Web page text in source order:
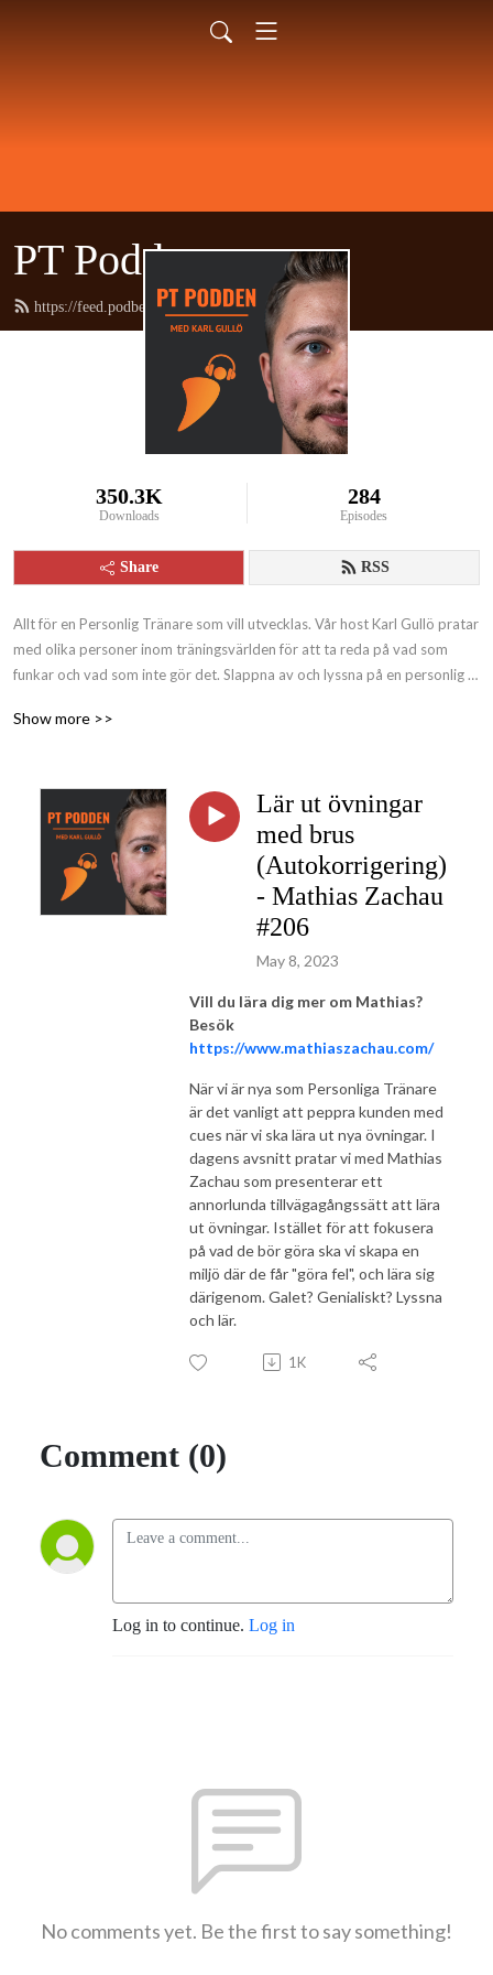
PT Podden
https://feed.podbean.com/ptpodden/feed.xml
350.3K
Downloads
284
Episodes
Share RSS
Allt för en Personlig Tränare som vill utvecklas. Vår host Karl Gullö pratar
med olika personer inom träningsvärlden för att ta reda på vad som
funkar och vad som inte gör det. Slappna av och lyssna på en personlig
Show more >>
Lär ut övningar
med brus
(Autokorrigering)
- Mathias Zachau
#206
May 8, 2023
Vill du lära dig mer om Mathias?
Besök
https://www.mathiaszachau.com/
När vi är nya som Personliga Tränare
är det vanligt att peppra kunden med
cues när vi ska lära ut nya övningar. I
dagens avsnitt pratar vi med Mathias
Zachau som presenterar ett
annorlunda tillvägagångssätt att lära
ut övningar. Istället för att fokusera
på vad de bör göra ska vi skapa en
miljö där de får "göra fel", och lära sig
därigenom. Galet? Genialiskt? Lyssna
och lär.
1K
Comment (0)
Log in to continue. Log in
No comments yet. Be the first to say something!